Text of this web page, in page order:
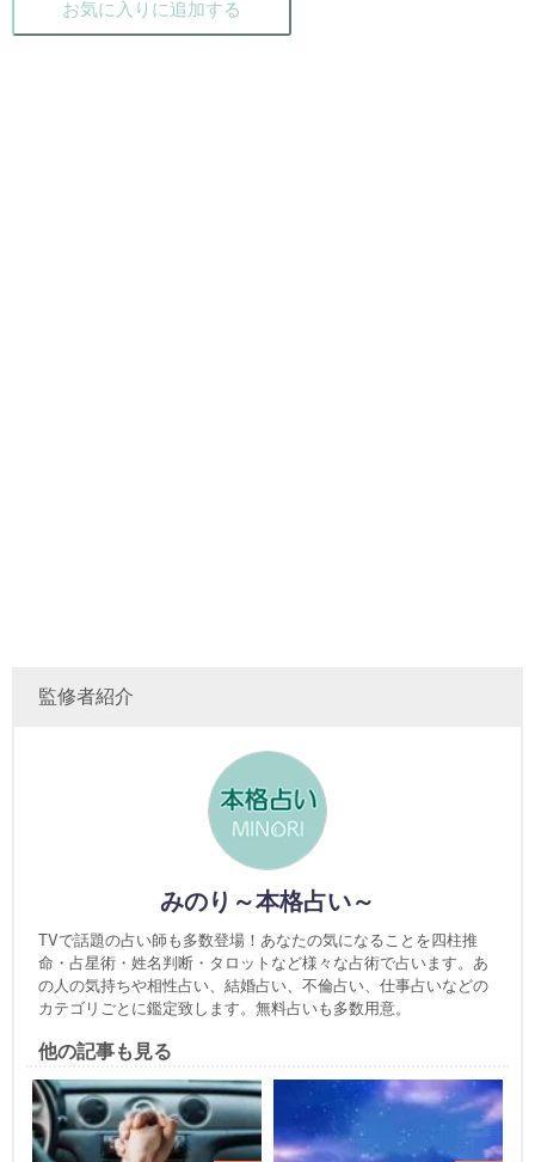
お気に入りに追加する
監修者紹介
みのり～本格占い～
TVで話題の占い師も多数登場！あなたの気になることを四柱推
命・占星術・姓名判断・タロットなど様々な占術で占います。あ
の人の気持ちや相性占い、結婚占い、不倫占い、仕事占いなどの
カテゴリごとに鑑定致します。無料占いも多数用意。
他の記事も見る